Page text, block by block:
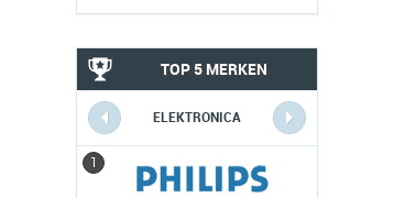
TOP 5 MERKEN
ELEKTRONICA
1